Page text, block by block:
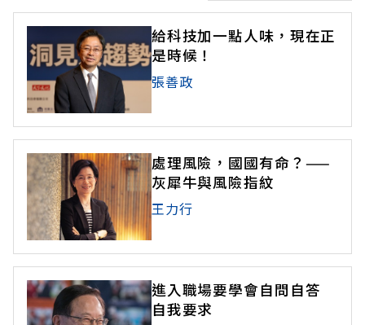
給科技加一點人味，現在正
是時候！
張善政
處理風險，國國有命？——
灰犀牛與風險指紋
王力行
進入職場要學會自問自答
自我要求